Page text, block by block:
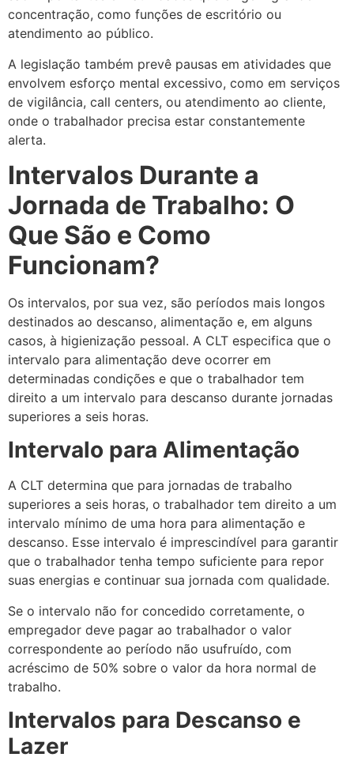
concentração, como funções de escritório ou
atendimento ao público.
A legislação também prevê pausas em atividades que
envolvem esforço mental excessivo, como em serviços
de vigilância, call centers, ou atendimento ao cliente,
onde o trabalhador precisa estar constantemente
alerta.
Intervalos Durante a
Jornada de Trabalho: O
Que São e Como
Funcionam?
Os intervalos, por sua vez, são períodos mais longos
destinados ao descanso, alimentação e, em alguns
casos, à higienização pessoal. A CLT especifica que o
intervalo para alimentação deve ocorrer em
determinadas condições e que o trabalhador tem
direito a um intervalo para descanso durante jornadas
superiores a seis horas.
Intervalo para Alimentação
A CLT determina que para jornadas de trabalho
superiores a seis horas, o trabalhador tem direito a um
intervalo mínimo de uma hora para alimentação e
descanso. Esse intervalo é imprescindível para garantir
que o trabalhador tenha tempo suficiente para repor
suas energias e continuar sua jornada com qualidade.
Se o intervalo não for concedido corretamente, o
empregador deve pagar ao trabalhador o valor
correspondente ao período não usufruído, com
acréscimo de 50% sobre o valor da hora normal de
trabalho.
Intervalos para Descanso e
Lazer